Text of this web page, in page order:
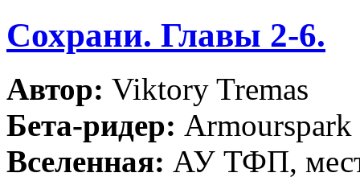
Сохрани. Главы 2-6.
Автор: Viktory Tremas
Бета-ридер: Armourspark
Вселенная: АУ ТФП,